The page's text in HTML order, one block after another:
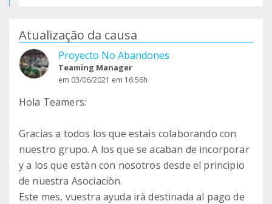
Atualização da causa
Proyecto No Abandones
Teaming Manager
em 03/06/2021 em 16:56h
Hola Teamers:
Gracias a todos los que estaìs colaborando con
nuestro grupo. A los que se acaban de incorporar
y a los que estàn con nosotros desde el principio
de nuestra Asociaciòn.
Este mes, vuestra ayuda irà destinada al pago de